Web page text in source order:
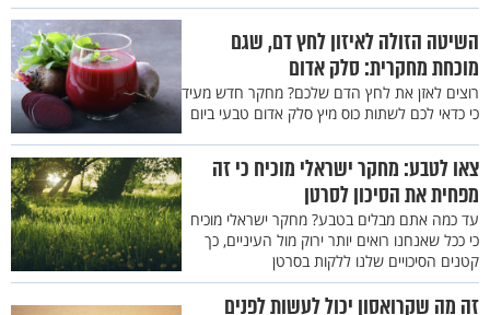
השיטה הזולה לאיזון לחץ דם, שגם
מוכחת מחקרית: סלק אדום
רוצים לאזן את לחץ הדם שלכם? מחקר חדש מעיד
כי כדאי לכם לשתות כוס מיץ סלק אדום טבעי ביום
צאו לטבע: מחקר ישראלי מוכיח כי זה
מפחית את הסיכון לסרטן
עד כמה אתם מבלים בטבע? מחקר ישראלי מוכיח
כי ככל שאנחנו רואים יותר ירוק מול העיניים, כך
קטנים הסיכויים שלנו ללקות בסרטן
זה מה שקרואסון יכול לעשות לפנים